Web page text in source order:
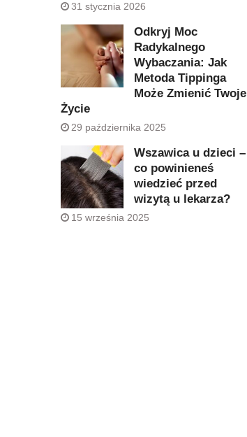
31 stycznia 2026
Odkryj Moc
Radykalnego
Wybaczania: Jak
Metoda Tippinga
Może Zmienić Twoje
Życie
29 października 2025
Wszawica u dzieci –
co powinieneś
wiedzieć przed
wizytą u lekarza?
15 września 2025